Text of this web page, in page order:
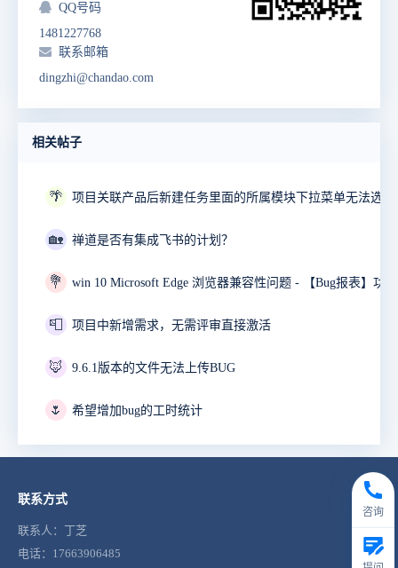
QQ号码
1481227768
联系邮箱
dingzhi@chandao.com
相关帖子
🌴 项目关联产品后新建任务里面的所属模块下拉菜单无法选择
🏡 禅道是否有集成飞书的计划？
💐
📮 项目中新增需求，无需评审直接激活
🦊 9.6.1版本的文件无法上传BUG
🌷 希望增加bug的工时统计
联系方式
联系人：丁芝
电话：17663906485
咨询